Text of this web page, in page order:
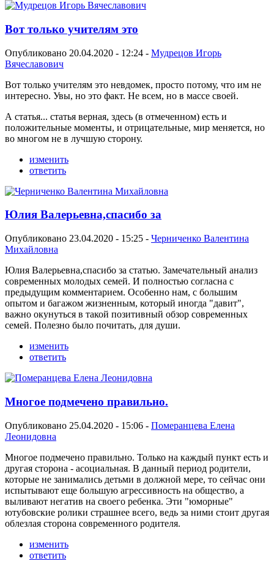
Вот только учителям это
Опубликовано 20.04.2020 - 12:24 - Мудрецов Игорь
Вячеславович
Вот только учителям это невдомек, просто потому, что им не
интересно. Увы, но это факт. Не всем, но в массе своей.
А статья... статья верная, здесь (в отмеченном) есть и
положительные моменты, и отрицательные, мир меняется, но
во многом не в лучшую сторону.
изменить
ответить
Юлия Валерьевна,спасибо за
Опубликовано 23.04.2020 - 15:25 - Черниченко Валентина
Михайловна
Юлия Валерьевна,спасибо за статью. Замечательный анализ
современных молодых семей. И полностью согласна с
предыдущим комментарием. Особенно нам, с большим
опытом и багажом жизненным, который иногда "давит",
важно окунуться в такой позитивный обзор современных
семей. Полезно было почитать, для души.
изменить
ответить
Многое подмечено правильно.
Опубликовано 25.04.2020 - 15:06 - Померанцева Елена
Леонидовна
Многое подмечено правильно. Только на каждый пункт есть и
другая сторона - асоциальная. В данный период родители,
которые не занимались детьми в должной мере, то сейчас они
испытывают еще большую агрессивность на общество, а
выливают негатив на своего ребенка. Эти "юморные"
ютубовские ролики страшнее всего, ведь за ними стоит другая
облезлая сторона современного родителя.
изменить
ответить